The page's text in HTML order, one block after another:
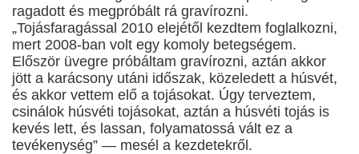
ragadott és megpróbált rá gravírozni.
„Tojásfaragással 2010 elejétől kezdtem foglalkozni,
mert 2008-ban volt egy komoly betegségem.
Először üvegre próbáltam gravírozni, aztán akkor
jött a karácsony utáni időszak, közeledett a húsvét,
és akkor vettem elő a tojásokat. Úgy terveztem,
csinálok húsvéti tojásokat, aztán a húsvéti tojás is
kevés lett, és lassan, folyamatossá vált ez a
tevékenység” — mesél a kezdetekről.